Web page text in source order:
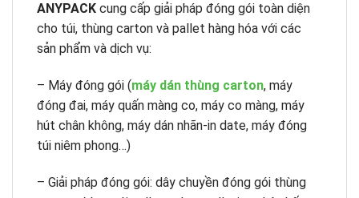
ANYPACK cung cấp giải pháp đóng gói toàn diện
cho túi, thùng carton và pallet hàng hóa với các
sản phẩm và dịch vụ:
– Máy đóng gói (máy dán thùng carton, máy
đóng đai, máy quấn màng co, máy co màng, máy
hút chân không, máy dán nhãn-in date, máy đóng
túi niêm phong…)
– Giải pháp đóng gói: dây chuyền đóng gói thùng